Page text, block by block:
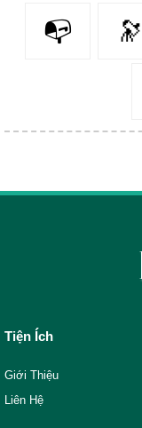
📭 🔭
Tiện Ích
Giới Thiệu
Liên Hệ